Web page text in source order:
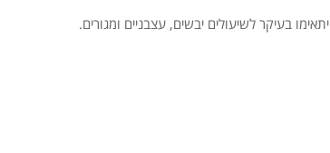
בעיקר לשיעולים יבשים, עצבניים ומגורים.